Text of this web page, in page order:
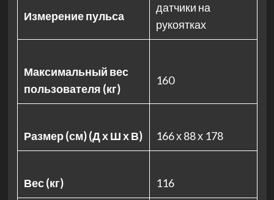
Измерение пульса
датчики на
рукоятках
Максимальный вес
пользователя (кг)
160
Размер (см) (Д х Ш х В) 166 х 88 х 178
Вес (кг) 116